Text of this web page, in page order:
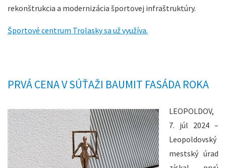
rekonštrukcia a modernizácia športovej infraštruktúry.
Športové centrum Trolasky sa už využíva.
PRVÁ CENA V SÚŤAŽI BAUMIT FASÁDA ROKA
LEOPOLDOV,
7. júl 2024 –
Leopoldovský
mestský úrad